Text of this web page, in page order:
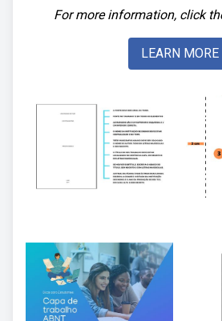
For more information, click
LEARN MORE